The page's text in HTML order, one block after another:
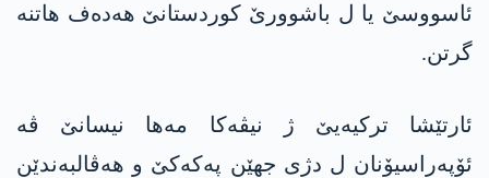
ئاسووسێ یا ل باشوورێ كوردستانێ هەدەف هاتنە
گرتن.
ئارتێشا ترکیەیێ ژ نیڤەکا مەها نیسانێ ڤە
ئۆپەراسیۆنان ل دژی جهێن په‌كه‌كێ و هەڤالبەندێن